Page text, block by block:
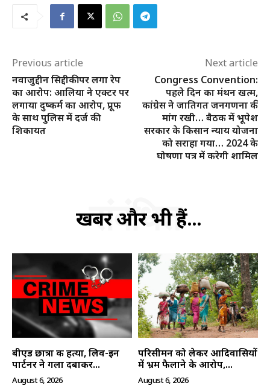
SUBSCRIBE NOW
संपर्क करें
Previous article
नवाजुद्दीन सिद्दीकी पर लगा रेप
का आरोप: आलिया ने एक्टर पर
लगाया दुष्कर्म का आरोप, प्रूफ
के साथ पुलिस में दर्ज की
शिकायत
Next article
Congress Convention:
पहले दिन का मंथन खत्म,
कांग्रेस ने जातिगत जनगणना की
मांग रखी… बैठक में भूपेश
सरकार के किसान न्याय योजना
को सराहा गया… 2024 के
घोषणा पत्र में करेगी शामिल
खबरें और भी हैं...
संबंधित
बीएड छात्रा की हत्या, लिव-इन
पार्टनर ने गला दबाकर...
August 6, 2026
परिसीमन को लेकर आदिवासियों
में भ्रम फैलाने के आरोप,...
August 6, 2026